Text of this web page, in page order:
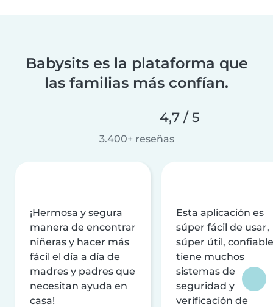
Babysits es la plataforma que
las familias más confían.
4,7 / 5
3.400+ reseñas
¡Hermosa y segura
manera de encontrar
niñeras y hacer más
fácil el día a día de
madres y padres que
necesitan ayuda en
casa!
Esta aplicación es
súper fácil de usar,
súper útil,
tiene muchos
sistemas de
seguridad y
verificación de